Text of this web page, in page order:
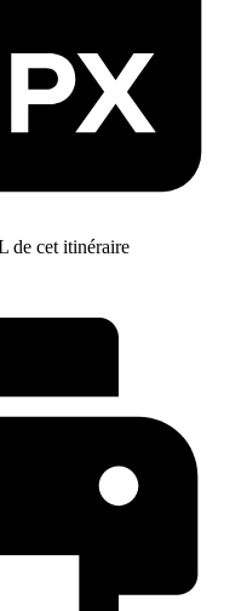
de cet itinéraire